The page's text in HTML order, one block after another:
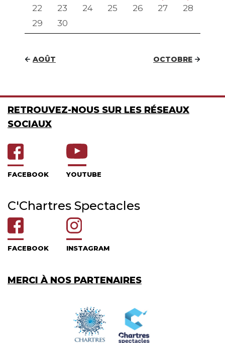
22 23 24 25 26 27
28
29
30
AOÛT OCTOBRE
RETROUVEZ-NOUS SUR LES RÉSEAUX
SOCIAUX
FACEBOOK YOUTUBE
C'Chartres Spectacles
FACEBOOK INSTAGRAM
MERCI À NOS PARTENAIRES